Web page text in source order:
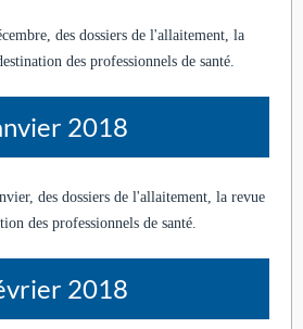
des dossiers de l'allaitement, la
des professionnels de santé.
2018
des dossiers de l'allaitement, la revue
des professionnels de santé.
2018